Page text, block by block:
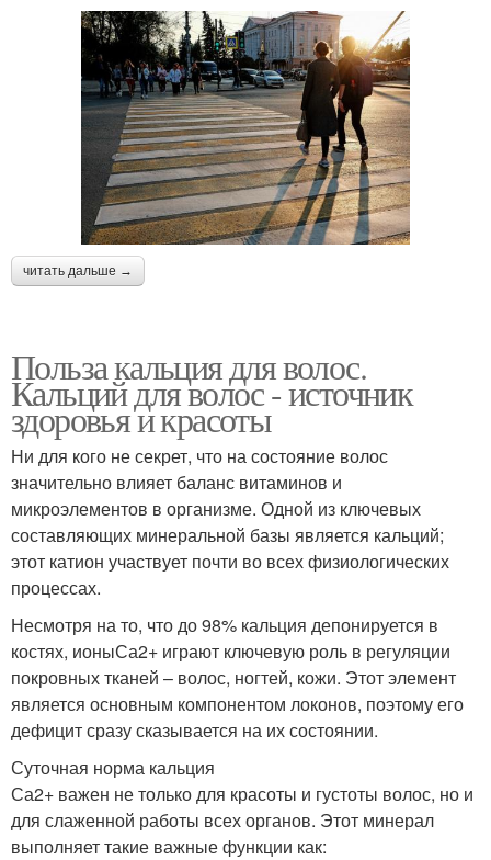
читать дальше →
Польза кальция для волос.
Кальций для волос - источник
здоровья и красоты
Ни для кого не секрет, что на состояние волос
значительно влияет баланс витаминов и
микроэлементов в организме. Одной из ключевых
составляющих минеральной базы является кальций;
этот катион участвует почти во всех физиологических
процессах.
Несмотря на то, что до 98% кальция депонируется в
костях, ионыСа2+ играют ключевую роль в регуляции
покровных тканей – волос, ногтей, кожи. Этот элемент
является основным компонентом локонов, поэтому его
дефицит сразу сказывается на их состоянии.
Суточная норма кальция
Са2+ важен не только для красоты и густоты волос, но и
для слаженной работы всех органов. Этот минерал
выполняет такие важные функции как: